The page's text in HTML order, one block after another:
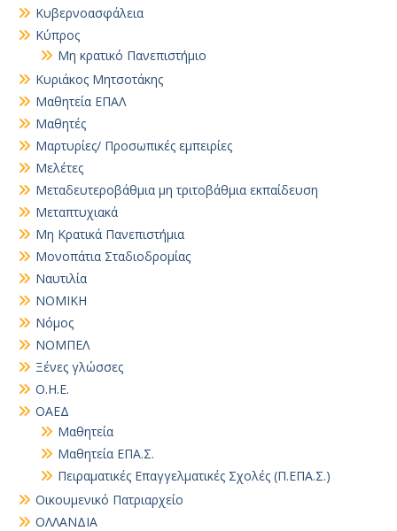
Κυβερνοασφάλεια
Κύπρος
Μη κρατικό Πανεπιστήμιο
Κυριάκος Μητσοτάκης
Μαθητεία ΕΠΑΛ
Μαθητές
Μαρτυρίες/ Προσωπικές εμπειρίες
Μελέτες
Μεταδευτεροβάθμια μη τριτοβάθμια εκπαίδευση
Μεταπτυχιακά
Μη Κρατικά Πανεπιστήμια
Μονοπάτια Σταδιοδρομίας
Ναυτιλία
ΝΟΜΙΚΗ
Νόμος
ΝΟΜΠΕΛ
Ξένες γλώσσες
Ο.Η.Ε.
ΟΑΕΔ
Μαθητεία
Μαθητεία ΕΠΑ.Σ.
Πειραματικές Επαγγελματικές Σχολές (Π.ΕΠΑ.Σ.)
Οικουμενικό Πατριαρχείο
ΟΛΛΑΝΔΙΑ